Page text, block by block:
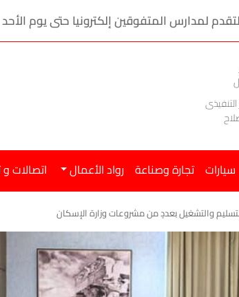
لمدارس المتفوقين إلكترونيا حتى يوم الأحد
التنفيذى
سيارات تجارة وصناعة رواد الأعمال اتصالات و
والتشغيل بعددٍ من مشروعات وزارة الإسكان